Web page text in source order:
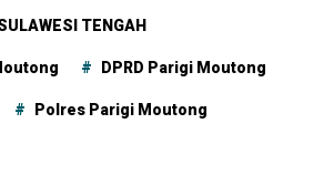
TENGAH
DPRD Parigi Moutong
Polres Parigi Moutong